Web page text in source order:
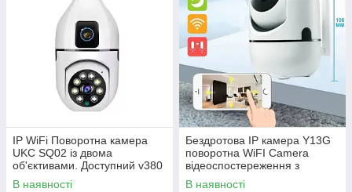
IP WiFi Поворотна камера
UKC SQ02 із двома
об'єктивами. Доступний v380
та нічна зйомка
В наявності
Бездротова IP камера Y13G
поворотна WiFI Camera
відеоспостереження з
датчиком руху
В наявності